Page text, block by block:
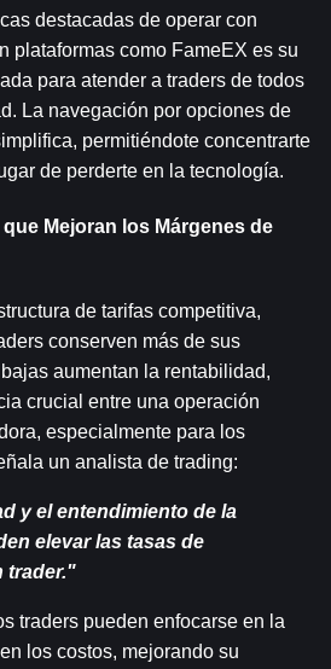
destacadas de operar con
plataformas como FameEX es su
para atender a traders de todos
La navegación por opciones de
permitiéndote concentrarte
de perderte en la tecnología.
Mejoran los Márgenes de
de tarifas competitiva,
conserven más de sus
aumentan la rentabilidad,
crucial entre una operación
especialmente para los
un analista de trading:
y el entendimiento de la
elevar las tasas de
trader."
traders pueden enfocarse en la
los costos, mejorando su